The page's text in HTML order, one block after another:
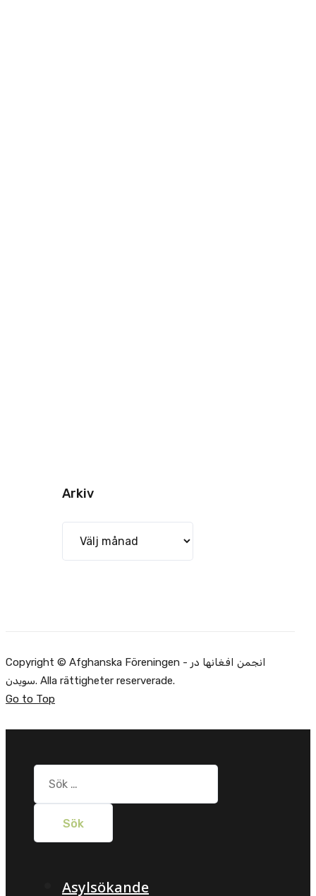
Arkiv
Copyright © Afghanska Föreningen - انجمن افغانها در
سویدن. Alla rättigheter reserverade.
Go to Top
Sök
efter:
Asylsökande